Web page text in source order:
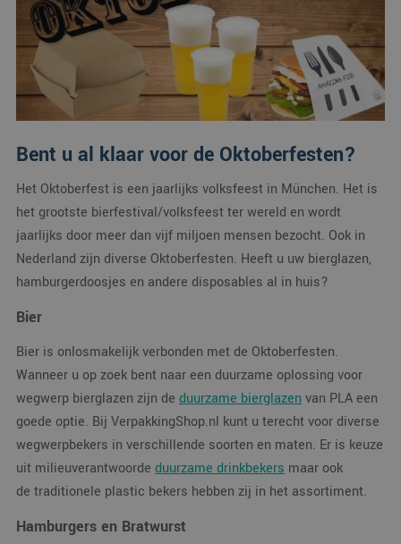
Bent u al klaar voor de Oktoberfesten?
Het Oktoberfest is een jaarlijks volksfeest in München. Het is
het grootste bierfestival/volksfeest ter wereld en wordt
jaarlijks door meer dan vijf miljoen mensen bezocht. Ook in
Nederland zijn diverse Oktoberfesten. Heeft u uw bierglazen,
hamburgerdoosjes en andere disposables al in huis?
Bier
Bier is onlosmakelijk verbonden met de Oktoberfesten.
Wanneer u op zoek bent naar een duurzame oplossing voor
wegwerp bierglazen zijn de duurzame bierglazenvan PLA een
goede optie. Bij VerpakkingShop.nl kunt u terecht voor diverse
wegwerpbekers in verschillende soorten en maten. Er is keuze
uit milieuverantwoorde duurzame drinkbekers maar ook
de traditionele plastic bekers hebben zij in het assortiment.
Hamburgers en Bratwurst